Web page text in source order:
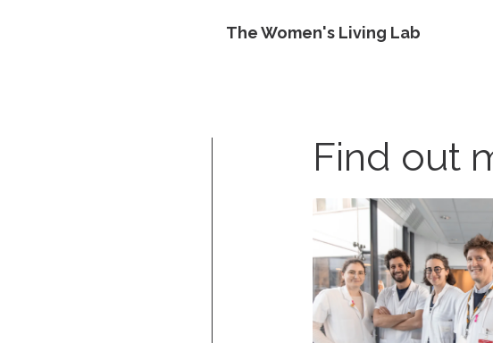
The Women's Living Lab
Find out